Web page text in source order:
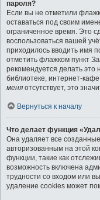
пароля?
Если вы не отметили
оставаться под своим
ограниченное время. Это
воспользоваться вашей
приходилось вводить имя
отметить флажком пункт
рекомендуется делать
библиотеке, интернет-
меня отсутствует, это
Вернуться к началу
Что делает функция
Она удаляет все
авторизованным на этой
функции, такие как
возможность включена
трудности со входом или
удаление cookies может